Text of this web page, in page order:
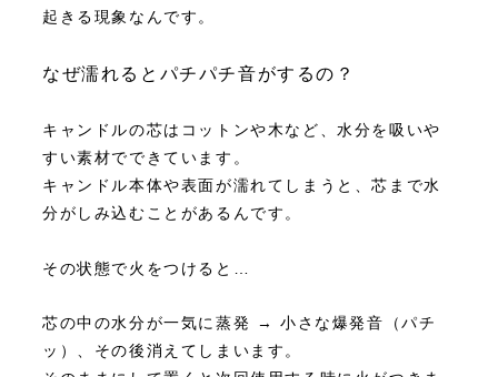
起きる現象なんです。
なぜ濡れるとパチパチ音がするの？
キャンドルの芯はコットンや木など、水分を吸いや
すい素材でできています。
キャンドル本体や表面が濡れてしまうと、芯まで水
分がしみ込むことがあるんです。
その状態で火をつけると…
芯の中の水分が一気に蒸発 → 小さな爆発音（パチ
ッ）、その後消えてしまいます。